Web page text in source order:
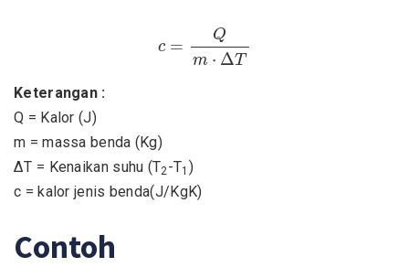
c =
Q
m ⋅ ΔT
⋅Δ
Keterangan :
Q = Kalor (J)
m = massa benda (Kg)
ΔT = Kenaikan suhu (T2 -T1 )
c = kalor jenis benda(J/KgK)
Contoh